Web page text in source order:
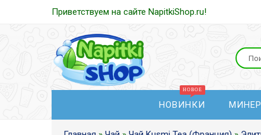
Приветствуем на сайте NapitkiShop.ru!
НОВИНКИ